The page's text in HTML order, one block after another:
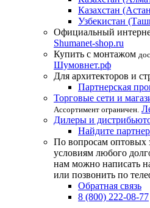
Казахстан
Узбекистан
Официальный
Shumanet-shop.ru
Купить с монтажом
Шумовнет.рф
Для архитекторов и
Партнерская
Торговые сети и
Ассортимент ограничен.
Дилеры и
Найдите
По вопросам оптовых
условиям любого
нам можно написать
или позвонить по
Обратная связь
8 (800) 222-08-77